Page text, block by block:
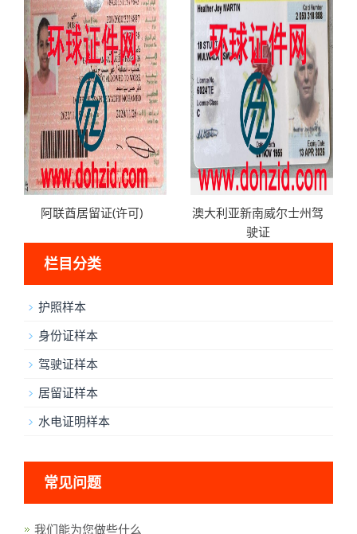
阿联酋居留证(许可)
澳大利亚新南威尔士州驾
驶证
栏目分类
护照样本
身份证样本
驾驶证样本
居留证样本
水电证明样本
常见问题
我们能为您做些什么